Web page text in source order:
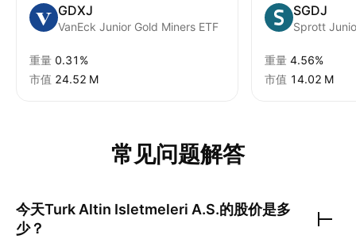
GDXJ
VanEck Junior Gold Miners ETF
重量 0.31%
市值 ‪24.52 M‬
SGDJ
Sprott
重量 4.56%
市值 ‪14.02 M‬
常见问题解答
今天Turk Altin Isletmeleri A.S.的股价是多
少？